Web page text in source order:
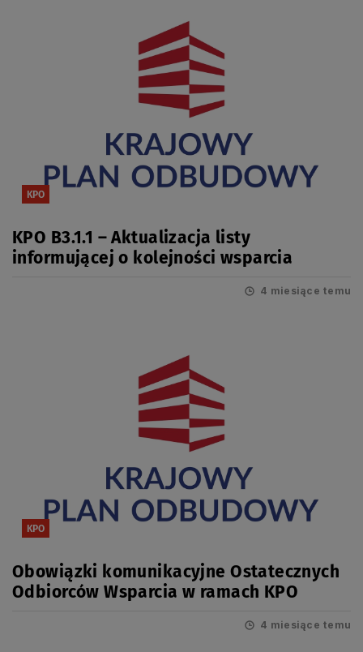
KPO
KPO B3.1.1 – Aktualizacja listy
informującej o kolejności wsparcia
4 miesiące temu
KPO
Obowiązki komunikacyjne Ostatecznych
Odbiorców Wsparcia w ramach KPO
4 miesiące temu